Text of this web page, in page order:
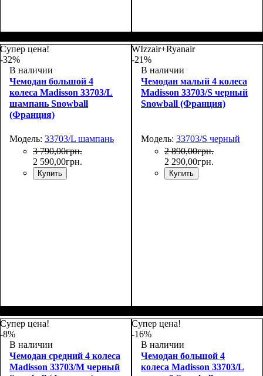
55х36х20
66х44х27
Супер цена!
-32%
В наличии
Чемодан большой 4
колеса Madisson 33703/L
шампань Snowball
(Франция)
Модель: 33703/L шампань
3 790,00грн.
2 590,00грн.
Купить
75х50х30
WIzzair+Ryanair
-21%
В наличии
Чемодан малый 4 колеса
Madisson 33703/S черный
Snowball (Франция)
Модель: 33703/S черный
2 890,00грн.
2 290,00грн.
Купить
55х36х20
Супер цена!
-8%
В наличии
Чемодан средний 4 колеса
Madisson 33703/M черный
Супер цена!
-16%
В наличии
Чемодан большой 4
колеса Madisson 33703/L